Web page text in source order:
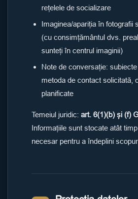
rețelele de socializare
Imaginea/apariția în fotografii
(cu consimțământul dvs.
sunteți în centrul imaginii)
Note de conversație: subiecte
metoda de contact solicitată,
planificate
Temeiul juridic: art. 6(1)(b) și (f)
Informațiile sunt stocate atât
necesar pentru a îndeplini